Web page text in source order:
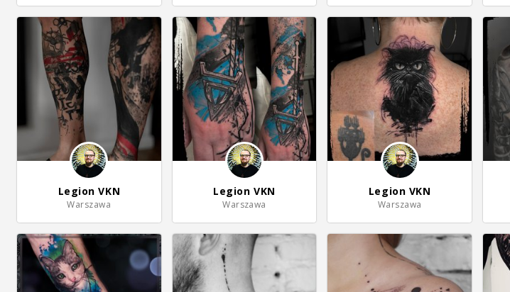
Legion VKN
Warszawa
Legion VKN
Warszawa
Legion VKN
Warszawa